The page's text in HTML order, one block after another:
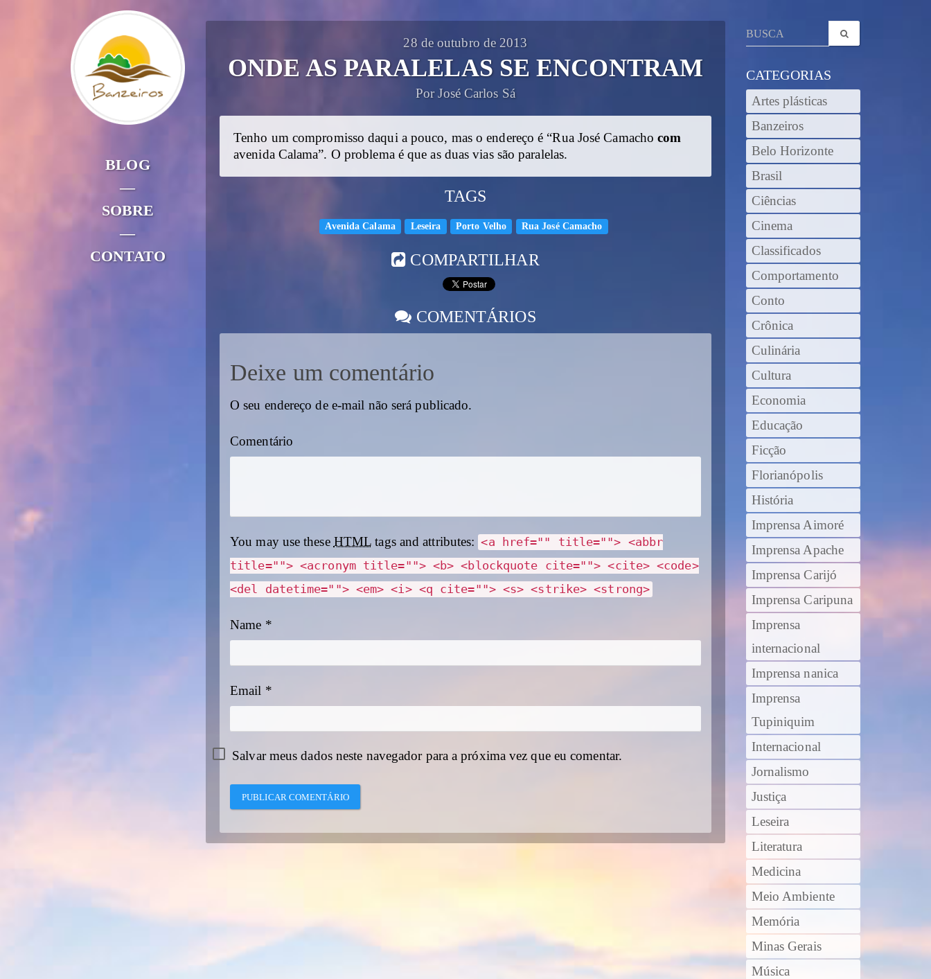
BLOG
—
SOBRE
—
CONTATO
28 de outubro de 2013
ONDE AS PARALELAS SE ENCONTRAM
Por José Carlos Sá
Tenho um compromisso daqui a pouco, mas o endereço é “Rua José Camachocom
avenida Calama”. O problema é que as duas vias são paralelas.
TAGS
Avenida Calama Leseira Porto Velho Rua José Camacho
COMPARTILHAR
COMENTÁRIOS
Deixe um comentário
O seu endereço de e-mail não será publicado.
Comentário
You may use these HTML tags and attributes: <a href="" title=""> <abbr
title=""> <acronym title=""> <b> <blockquote cite=""> <cite> <code>
<del datetime=""> <em> <i> <q cite=""> <s> <strike> <strong>
Name *
Email *
Salvar meus dados neste navegador para a próxima vez que eu comentar.
CATEGORIAS
Artes plásticas
Banzeiros
Belo Horizonte
Brasil
Ciências
Cinema
Classificados
Comportamento
Conto
Crônica
Culinária
Cultura
Economia
Educação
Ficção
Florianópolis
História
Imprensa Aimoré
Imprensa Apache
Imprensa Carijó
Imprensa Caripuna
Imprensa
internacional
Imprensa nanica
Imprensa
Tupiniquim
Internacional
Jornalismo
Justiça
Leseira
Literatura
Medicina
Meio Ambiente
Memória
Minas Gerais
Música